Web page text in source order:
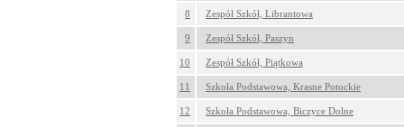
8 Zespół Szkół, Librantowa
9 Zespół Szkół, Paszyn
10 Zespół Szkół, Piątkowa
11 Szkoła Podstawowa, Krasne Potockie
12 Szkoła Podstawowa, Biczyce Dolne